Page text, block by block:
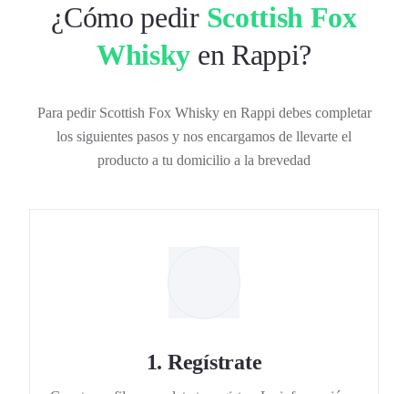
¿Cómo pedir Scottish Fox
Whisky en Rappi?
Para pedir Scottish Fox Whisky en Rappi debes completar
los siguientes pasos y nos encargamos de llevarte el
producto a tu domicilio a la brevedad
1. Regístrate